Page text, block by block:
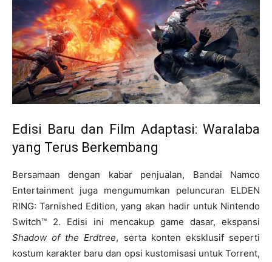
Edisi Baru dan Film Adaptasi: Waralaba
yang Terus Berkembang
Bersamaan dengan kabar penjualan, Bandai Namco
Entertainment juga mengumumkan peluncuran ELDEN
RING: Tarnished Edition, yang akan hadir untuk Nintendo
Switch™ 2. Edisi ini mencakup game dasar, ekspansi
Shadow of the Erdtree, serta konten eksklusif seperti
kostum karakter baru dan opsi kustomisasi untuk Torrent,